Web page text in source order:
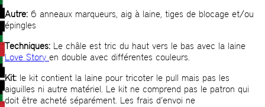
Autre: 6 anneaux marqueurs, aig à laine, tiges de blocage et/ou
épingles
Techniques: Le châle est tric du haut vers le bas avec la laine
Love Story en double avec différentes couleurs.
Kit: le kit contient la laine pour tricoter le pull mais pas les
aiguilles ni autre matériel. Le kit ne comprend pas le patron qui
doit être acheté séparément. Les frais d’envoi ne